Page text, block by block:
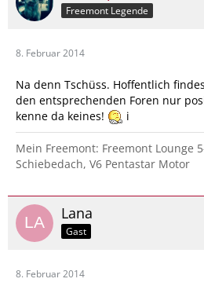
Freemont Legende
8. Februar 2014
Na denn Tschüss. Hoffentlich
den entsprechenden Foren nur
kenne da keines!
i
Mein Freemont: Freemont Lounge
Schiebedach, V6 Pentastar Motor
Lana
Gast
8. Februar 2014